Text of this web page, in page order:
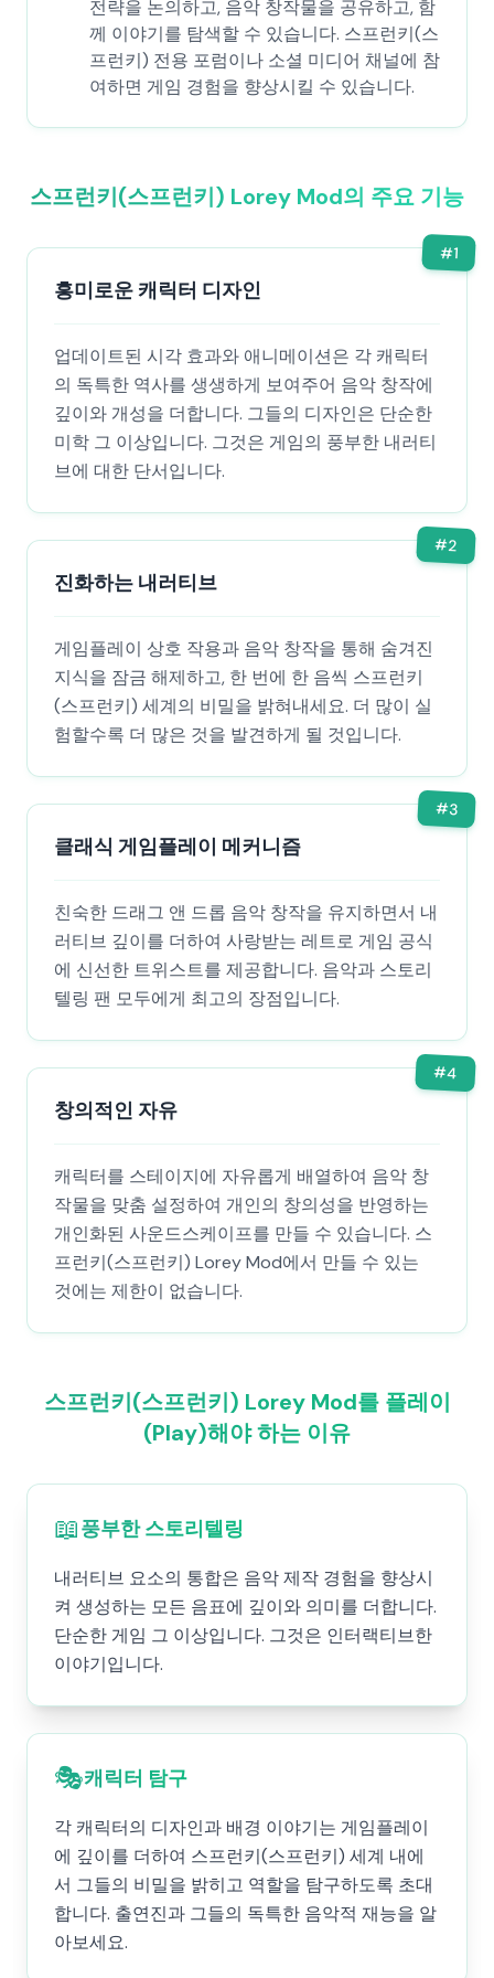
전략을 논의하고, 음악 창작물을 공유하고, 함
께 이야기를 탐색할 수 있습니다. 스프런키(스
프런키) 전용 포럼이나 소셜 미디어 채널에 참
여하면 게임 경험을 향상시킬 수 있습니다.
스프런키(스프런키) Lorey Mod의 주요 기능
#1
흥미로운 캐릭터 디자인
업데이트된 시각 효과와 애니메이션은 각 캐릭터
의 독특한 역사를 생생하게 보여주어 음악 창작에
깊이와 개성을 더합니다. 그들의 디자인은 단순한
미학 그 이상입니다. 그것은 게임의 풍부한 내러티
브에 대한 단서입니다.
#2
진화하는 내러티브
게임플레이 상호 작용과 음악 창작을 통해 숨겨진
지식을 잠금 해제하고, 한 번에 한 음씩 스프런키
(스프런키) 세계의 비밀을 밝혀내세요. 더 많이 실
험할수록 더 많은 것을 발견하게 될 것입니다.
#3
클래식 게임플레이 메커니즘
친숙한 드래그 앤 드롭 음악 창작을 유지하면서 내
러티브 깊이를 더하여 사랑받는 레트로 게임 공식
에 신선한 트위스트를 제공합니다. 음악과 스토리
텔링 팬 모두에게 최고의 장점입니다.
#4
창의적인 자유
캐릭터를 스테이지에 자유롭게 배열하여 음악 창
작물을 맞춤 설정하여 개인의 창의성을 반영하는
개인화된 사운드스케이프를 만들 수 있습니다. 스
프런키(스프런키) Lorey Mod에서 만들 수 있는
것에는 제한이 없습니다.
스프런키(스프런키) Lorey Mod를 플레이
(Play)해야 하는 이유
📖풍부한 스토리텔링
내러티브 요소의 통합은 음악 제작 경험을 향상시
켜 생성하는 모든 음표에 깊이와 의미를 더합니다.
단순한 게임 그 이상입니다. 그것은 인터랙티브한
이야기입니다.
🎭캐릭터 탐구
각 캐릭터의 디자인과 배경 이야기는 게임플레이
에 깊이를 더하여 스프런키(스프런키) 세계 내에
서 그들의 비밀을 밝히고 역할을 탐구하도록 초대
합니다. 출연진과 그들의 독특한 음악적 재능을 알
아보세요.